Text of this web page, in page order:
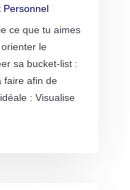
Personnel
ce que tu aimes
le
sa bucket-list :
faire afin de
: Visualise